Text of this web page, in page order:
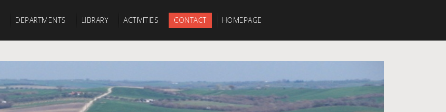
DEPARTMENTS LIBRARY ACTIVITIES CONTACT HOMEPAGE